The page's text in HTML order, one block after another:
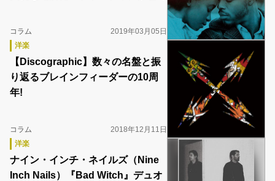
コラム
2019年03月05日
洋楽
【Discographic】数々の名盤と振
り返るブレインフィーダーの10周
年!
コラム
2018年12月11日
洋楽
ナイン・インチ・ネイルズ（Nine
Inch Nails）『Bad Witch』デュオ